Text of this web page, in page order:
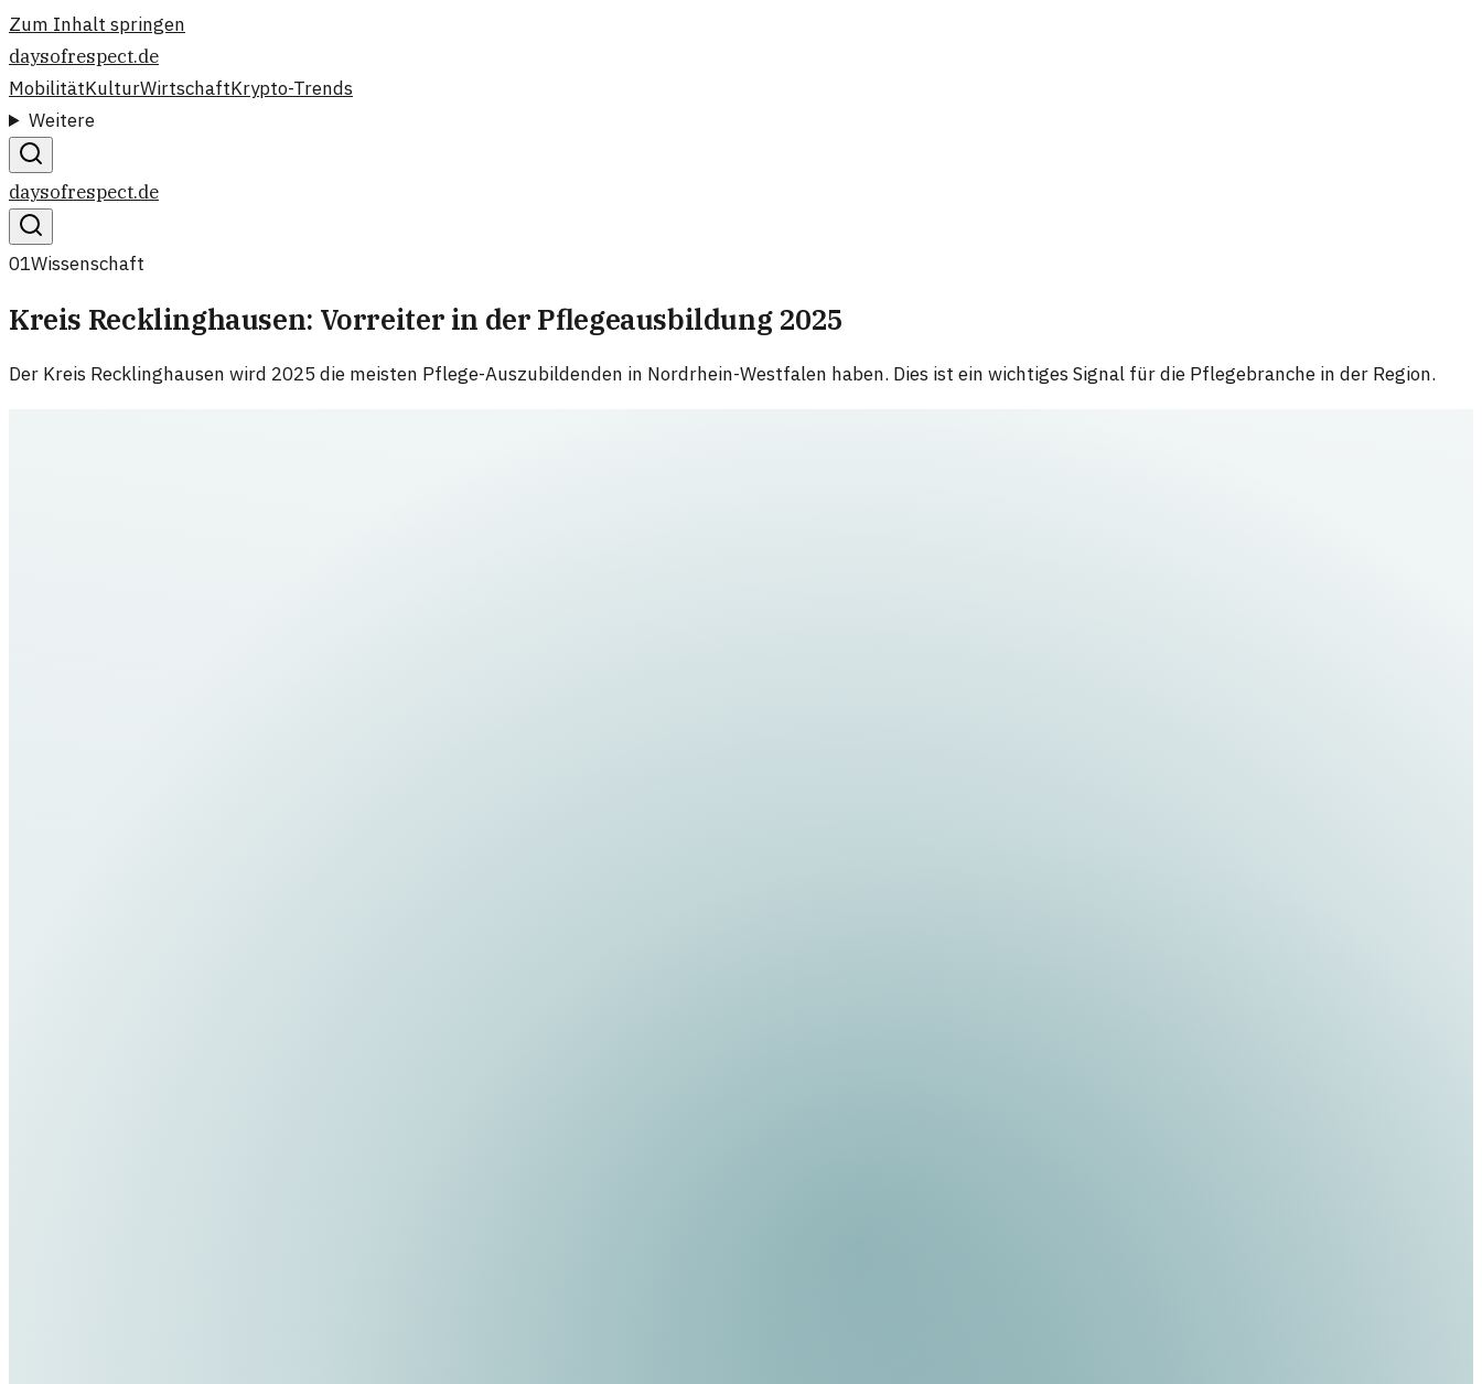
Zum Inhalt springen
daysofrespect.de
MobilitätKulturWirtschaftKrypto-Trends
Weitere
daysofrespect.de
01Wissenschaft
Kreis Recklinghausen: Vorreiter in der Pflegeausbildung 2025
Der Kreis Recklinghausen wird 2025 die meisten Pflege-Auszubildenden in Nordrhein-Westfalen haben. Dies ist ein wichtiges Signal für die Pflegebranche in der Region.